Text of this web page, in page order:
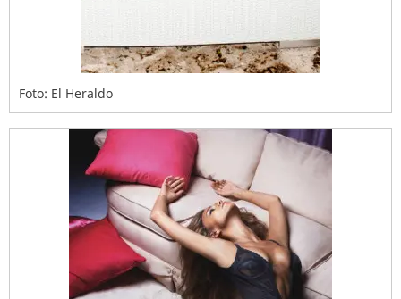
Foto: El Heraldo